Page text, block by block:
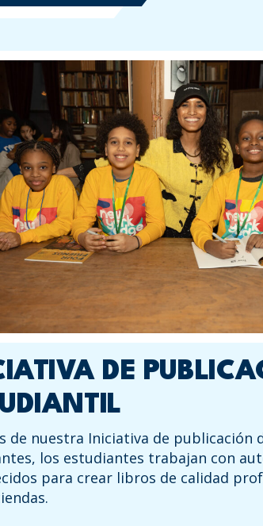
DE
de nuestra Iniciativa de publicación
los estudiantes trabajan con
para crear libros de calidad